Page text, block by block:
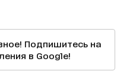
Подпишитесь на
в Google!